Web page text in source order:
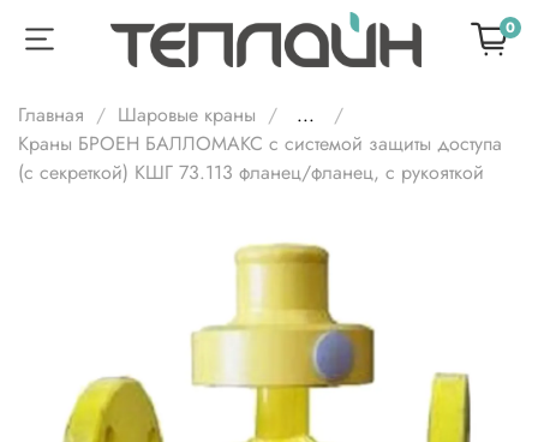
0
Главная Шаровые краны
...
Краны БРОЕН БАЛЛОМАКС с системой защиты доступа
(с секреткой) КШГ 73.113 фланец/фланец, с рукояткой